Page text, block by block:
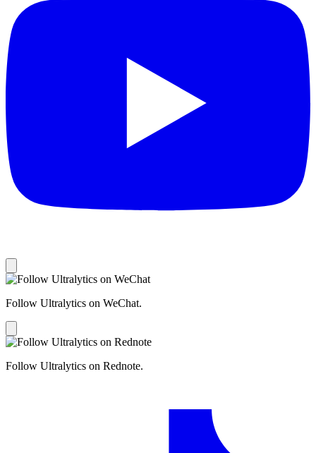
Follow Ultralytics on WeChat.
Follow Ultralytics on Rednote.